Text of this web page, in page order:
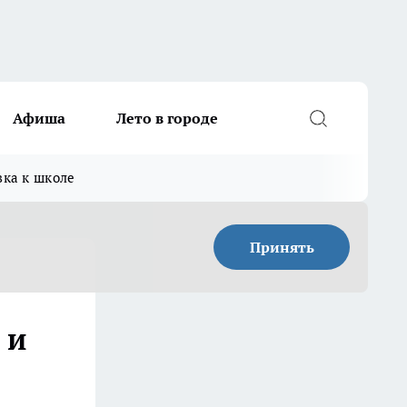
Афиша Лето в городе
к школе
Принять
и